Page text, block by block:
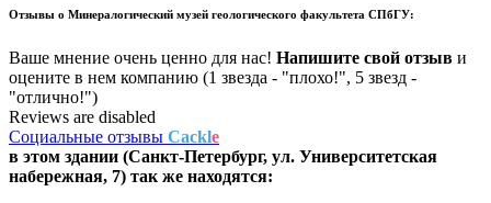
Отзывы о Минералогический музей геологического факультета СПбГУ:
Ваше мнение очень ценно для нас! Напишите свой отзыв и
оцените в нем компанию (1 звезда - "плохо!", 5 звезд -
"отлично!")
Reviews are disabled
Социальные отзывы Cackle
в этом здании (Санкт-Петербург, ул. Университетская
набережная, 7) так же находятся: